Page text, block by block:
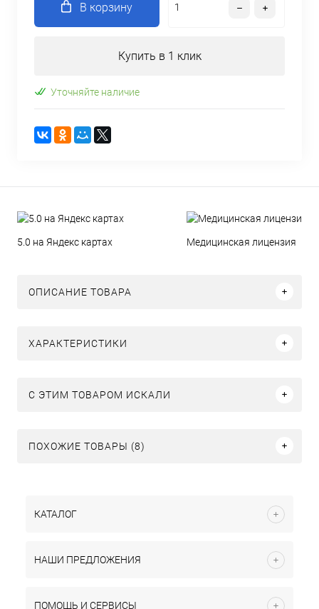
В корзину
Купить в 1 клик
Уточняйте наличие
5.0 на Яндекс картах Медицинская лицензия
ОПИСАНИЕ ТОВАРА
ХАРАКТЕРИСТИКИ
C ЭТИМ ТОВАРОМ ИСКАЛИ
ПОХОЖИЕ ТОВАРЫ (8)
КАТАЛОГ
НАШИ ПРЕДЛОЖЕНИЯ
ПОМОЩЬ И СЕРВИСЫ